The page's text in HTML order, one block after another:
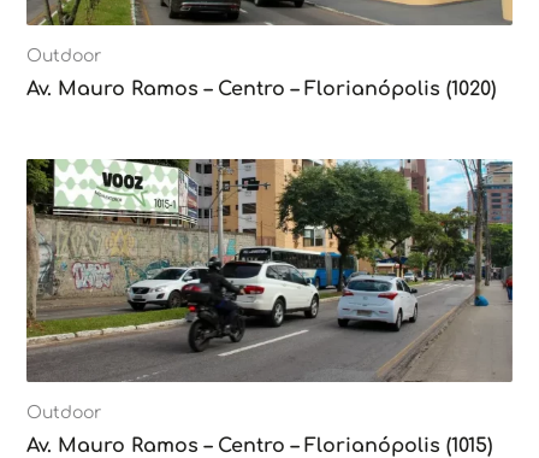
Outdoor
Av. Mauro Ramos – Centro – Florianópolis (1020)
Outdoor
Av. Mauro Ramos – Centro – Florianópolis (1015)